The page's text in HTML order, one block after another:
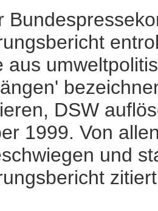
aus
DSW
1999. Von
und